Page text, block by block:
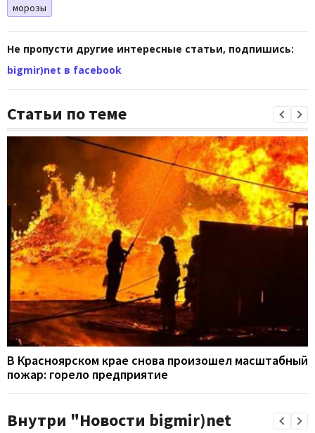
морозы
Не пропусти другие интересные статьи, подпишись:
bigmir)net в facebook
Статьи по теме
В Красноярском крае снова произошел масштабный
пожар: горело предприятие
Внутри "Новости bigmir)net